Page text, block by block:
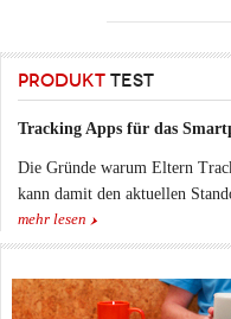
PRODUKT TEST
Tracking Apps für das
Die Gründe warum Eltern
kann damit den aktuellen
mehr lesen